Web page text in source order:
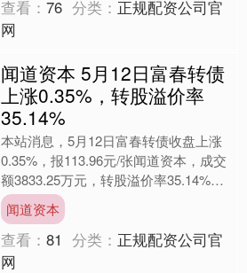
查看：76 分类： 正规配资公司官
网
闻道资本 5月12日富春转债
上涨0.35%，转股溢价率
35.14%
本站消息，5月12日富春转债收盘上涨
0.35%，报113.96元/张闻道资本，成交
额3833.25万元，转股溢价率35.14%。
资料显示，富春转债信用级别为“....
闻道资本
查看：81 分类： 正规配资公司官
网